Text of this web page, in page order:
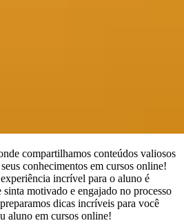
compartilhamos conteúdos valiosos
conhecimentos em cursos online!
incrível para o aluno é
sinta motivado e engajado no processo
dicas incríveis para você
aluno em cursos online!